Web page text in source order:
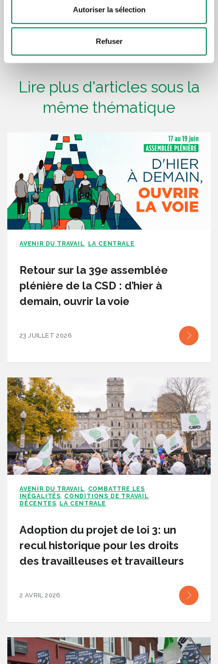
Autoriser la sélection
Refuser
Lire plus d'articles sous la
même thématique
AVENIR DU TRAVAIL LA CENTRALE
Retour sur la 39e assemblée
plénière de la CSD : d’hier à
demain, ouvrir la voie
23 JUILLET 2026
AVENIR DU TRAVAIL
COMBATTRE LES
INÉGALITÉS
CONDITIONS DE TRAVAIL
DÉCENTES LA CENTRALE
Adoption du projet de loi 3: un
recul historique pour les droits
des travailleuses et travailleurs
2 AVRIL 2026